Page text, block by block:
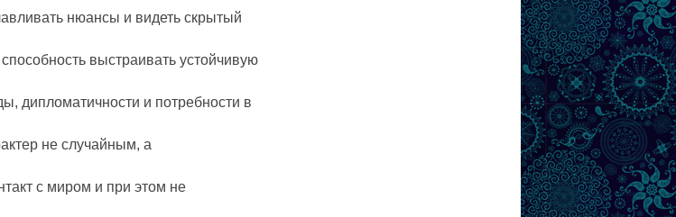
нюансы и видеть скрытый
выстраивать устойчивую
дипломатичности и потребности в
не случайным, а
с миром и при этом не